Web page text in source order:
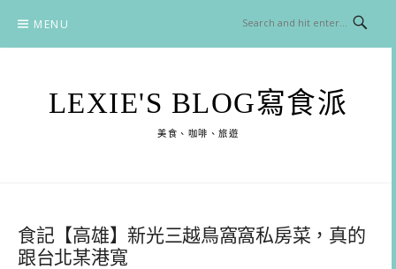
content
MENU
LEXIE'S BLOG寫食派
美食、咖啡、旅遊
食記【高雄】新光三越鳥窩窩私房菜，真的
跟台北某港寬